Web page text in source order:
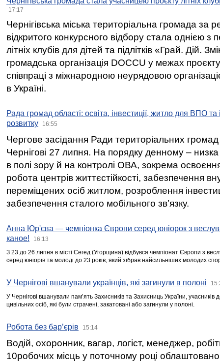
17:17
Чернігівська міська територіальна громада за
відкритого конкурсного відбору стала однією
літніх клубів для дітей та підлітків «Грай. Дій.
громадська організація DOCCU у межах
співпраці з міжнародною неурядовою
в Україні.
Рада громад області: освіта, інвестиції, житло для ВПО
розвитку
16:55
Чергове засідання Ради територіальних громад
Чернігові 27 липня. На порядку денному –
в полі зору й на контролі ОВА, зокрема освоєння
робота центрів життєстійкості, забезпечення
переміщених осіб житлом, розроблення
забезпечення сталого мобільного зв’язку.
Анна Юр'єва — чемпіонка Європи серед юніорок з
каное!
16:13
З 23 до 26 липня в місті Сегед (Угорщина) відбувся чемпіонат Європи з
серед юніорів та молоді до 23 років, який зібрав найсильніших молодих
У Чернігові вшанували українців, які загинули в полоні
У Чернігові вшанували пам’ять Захисників та Захисниць України,
цивільних осіб, які були страчені, закатовані або загинули у полоні.
Робота без бар’єрів 15:14
Водій, охоронник, вагар, логіст, менеджер,
10робочих місць у поточному році